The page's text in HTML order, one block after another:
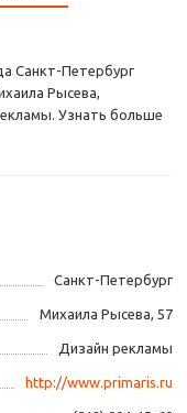
Санкт-Петербург
Рысева,
Узнать больше
Санкт-Петербург
Михаила Рысева, 57
Дизайн рекламы
http://www.primaris.ru